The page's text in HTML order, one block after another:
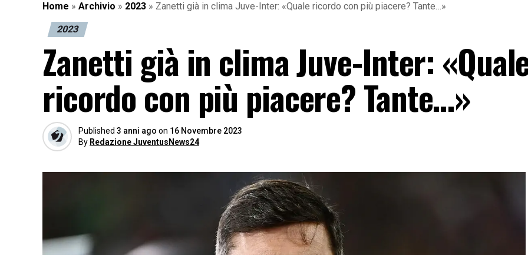
Home » Archivio » 2023 » Zanetti già in clima Juve-Inter: «Quale ricordo con più piacere? Tante…»
2023
Zanetti già in clima Juve-Inter:
ricordo con più piacere? Tante…»
Published 3 anni ago on 16 Novembre 2023
By Redazione JuventusNews24